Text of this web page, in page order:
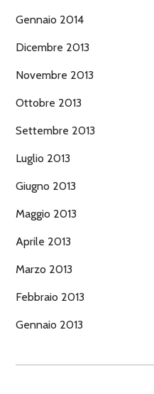
Gennaio 2014
Dicembre 2013
Novembre 2013
Ottobre 2013
Settembre 2013
Luglio 2013
Giugno 2013
Maggio 2013
Aprile 2013
Marzo 2013
Febbraio 2013
Gennaio 2013